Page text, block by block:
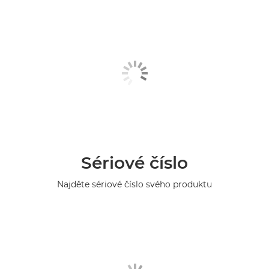
Sériové číslo
Najděte sériové číslo svého produktu